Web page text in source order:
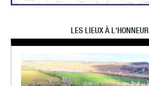
LES LIEUX À L'HONNEUR